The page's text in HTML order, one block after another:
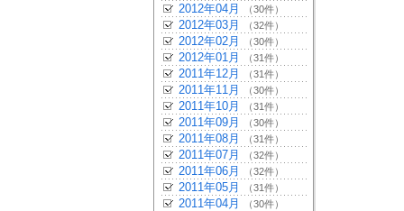
2012年04月 （30件）
2012年03月 （32件）
2012年02月 （30件）
2012年01月 （31件）
2011年12月 （31件）
2011年11月 （30件）
2011年10月 （31件）
2011年09月 （30件）
2011年08月 （31件）
2011年07月 （32件）
2011年06月 （32件）
2011年05月 （31件）
2011年04月 （30件）